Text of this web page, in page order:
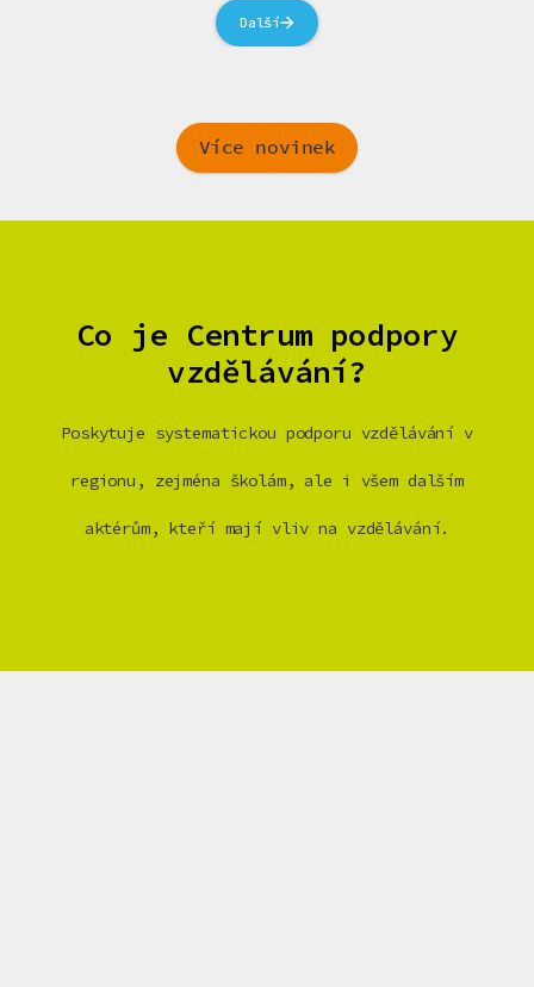
Další
Více novinek
Co je Centrum podpory
vzdělávání?
Poskytuje systematickou podporu vzdělávání v
regionu, zejména školám, ale i všem dalším
aktérům, kteří mají vliv na vzdělávání.